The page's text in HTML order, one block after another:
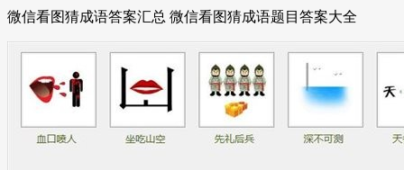
微信看图猜成语答案汇总 微信看图猜成语题目答案大全